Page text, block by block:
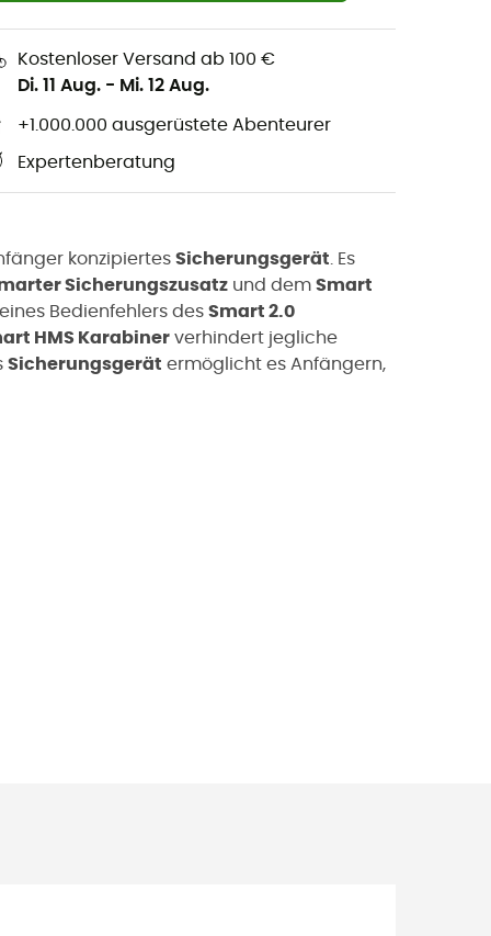
Kostenloser Versand ab 100 €
Di. 11 Aug. - Mi. 12 Aug.
+1.000.000 ausgerüstete Abenteurer
Expertenberatung
konzipiertes Sicherungsgerät . Es
Sicherungszusatz und dem Smart
Bedienfehlers des Smart 2.0
HMS Karabiner verhindert jegliche
Sicherungsgerät ermöglicht es Anfängern,